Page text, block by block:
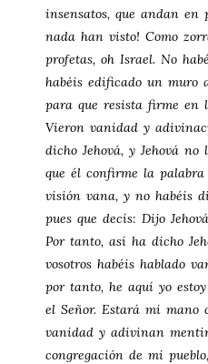
insensatos, que andan en
nada han visto! Como
profetas, oh Israel. No
habéis edificado un muro
para que resista firme en
Vieron vanidad y
dicho Jehová, y Jehová
que él confirme la palabra
visión vana, y no habéis
pues que decís: Dijo
Por tanto, así ha dicho
vosotros habéis hablado
por tanto, he aquí yo
el Señor. Estará mi mano
vanidad y adivinan
congregación de mi